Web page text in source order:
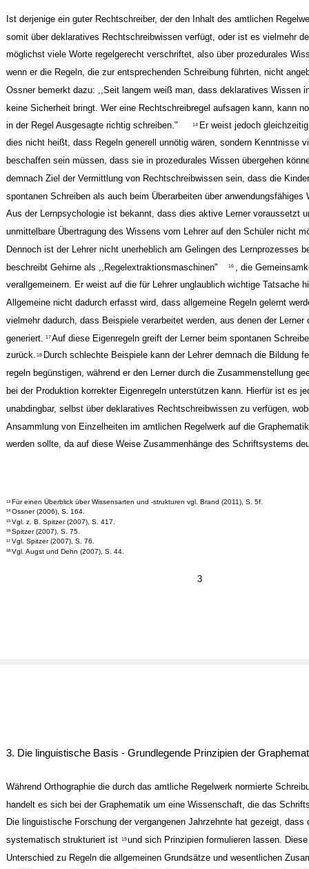
3
Ist derjenige ein guter Rechtschreiber, der den Inhalt des amtlichen
somit über deklaratives Rechtschreibwissen verfügt, oder ist es vielmehr
möglichst viele Worte regelgerecht verschriftet, also über prozedurales
wenn er die Regeln, die zur entsprechenden Schreibung führten, nicht
Ossner bemerkt dazu: ,,Seit langem weiß man, dass deklaratives Wissen
keine Sicherheit bringt. Wer eine Rechtschreibregel aufsagen kann, kann
in der Regel Ausgesagte richtig schreiben."
14 Er weist jedoch
dies nicht heißt, dass Regeln generell unnötig wären, sondern Kenntnisse
beschaffen sein müssen, dass sie in prozedurales Wissen übergehen
demnach Ziel der Vermittlung von Rechtschreibwissen sein, dass die
spontanen Schreiben als auch beim Überarbeiten über anwendungsfähiges
Aus der Lernpsychologie ist bekannt, dass dies aktive Lerner voraussetzt
unmittelbare Übertragung des Wissens vom Lehrer auf den Schüler nicht
Dennoch ist der Lehrer nicht unerheblich am Gelingen des Lernprozesses
beschreibt Gehirne als ,,Regelextraktionsmaschinen"
16
, die
verallgemeinern. Er weist auf die für Lehrer unglaublich wichtige Tatsache
Allgemeine nicht dadurch erfasst wird, dass allgemeine Regeln gelernt
vielmehr dadurch, dass Beispiele verarbeitet werden, aus denen der Lerner
generiert.
17Auf diese Eigenregeln greift der Lerner beim spontanen
zurück. 18 Durch schlechte Beispiele kann der Lehrer demnach die Bildung
regeln begünstigen, während er den Lerner durch die Zusammenstellung
bei der Produktion korrekter Eigenregeln unterstützen kann. Hierfür ist es
unabdingbar, selbst über deklaratives Rechtschreibwissen zu verfügen,
Ansammlung von Einzelheiten im amtlichen Regelwerk auf die
werden sollte, da auf diese Weise Zusammenhänge des Schriftsystems
13 Für einen Überblick über Wissensarten und -strukturen vgl. Brand (2011), S. 5f.
14 Ossner (2006), S. 164.
15 Vgl. z. B. Spitzer (2007), S. 417.
16 Spitzer (2007), S. 75.
17 Vgl. Spitzer (2007), S. 76.
18 Vgl. Augst und Dehn (2007), S. 44.
3. Die linguistische Basis - Grundlegende Prinzipien der
Während Orthographie die durch das amtliche Regelwerk normierte
handelt es sich bei der Graphematik um eine Wissenschaft, die das
Die linguistische Forschung der vergangenen Jahrzehnte hat gezeigt, dass
systematisch strukturiert ist
19und sich Prinzipien formulieren lassen.
Unterschied zu Regeln die allgemeinen Grundsätze und wesentlichen